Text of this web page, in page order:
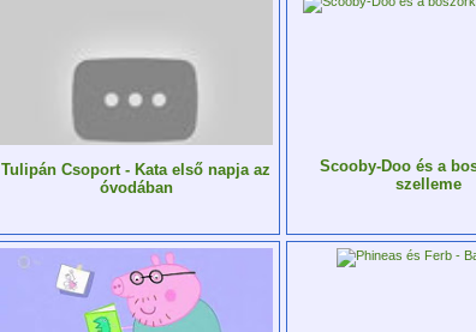
Tulipán Csoport - Kata első napja az
óvodában
Scooby-Doo és a
szelleme